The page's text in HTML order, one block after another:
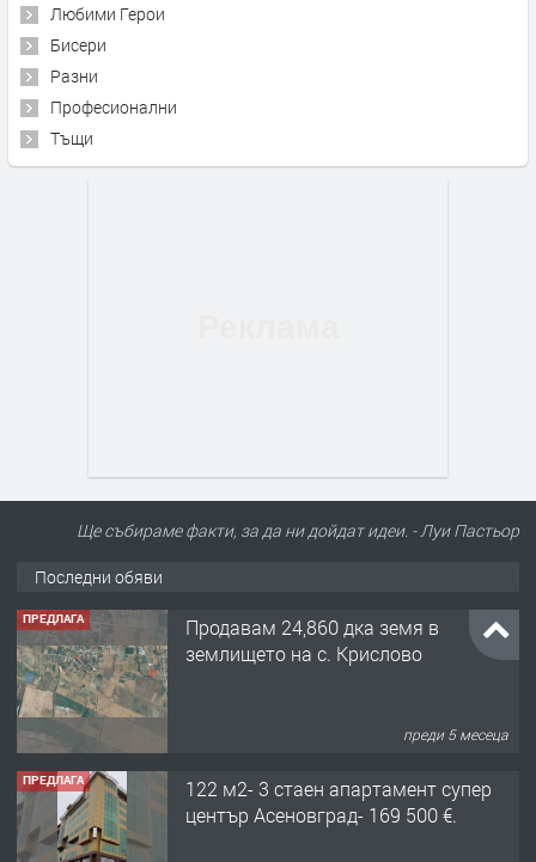
Любими Герои
Бисери
Разни
Професионални
Тъщи
Ще събираме факти, за да ни дойдат идеи. - Луи Пастьор
Последни обяви
ПРЕДЛАГА
Продавам 24,860 дка земя в
землището на с. Крислово
преди 5 месеца
ПРЕДЛАГА
122 м2- 3 стаен апартамент супер
център Асеновград- 169 500 €.